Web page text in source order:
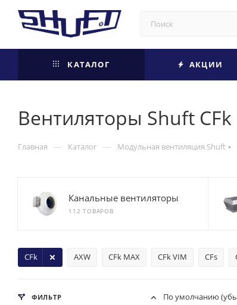
КАТАЛОГ АКЦИИ
Вентиляторы Shuft CFk
Главная — Каталог — Модульная вентиляция Shuft
Канальные вентиляторы
112 ТОВАРОВ
AXW
CFk CFk MAX CFk VIM CFs
По умолчанию
ФИЛЬТР